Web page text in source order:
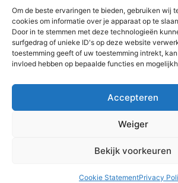
Om de beste ervaringen te bieden, gebruiken wij
cookies om informatie over je apparaat op te
Door in te stemmen met deze technologieën
surfgedrag of unieke ID's op deze website
toestemming geeft of uw toestemming intrekt,
invloed hebben op bepaalde functies en
Accepteren
Weiger
Bekijk voorkeuren
Cookie StatementPrivacy
Donderdag: 08:30 – 12:00, 13:00 – 18:00
Vrijdag: 08:30 – 12:00, 13:00 – 18:00
Zaterdag: 08:30 – 16:00
Zondag: Gesloten